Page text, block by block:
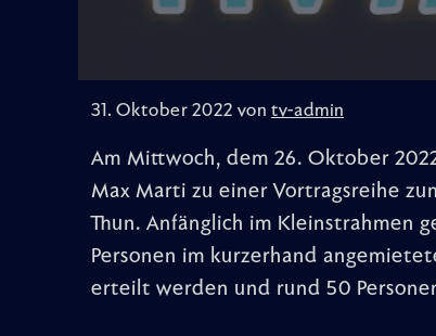
31. Oktober 2022 von tv-admin
Am Mittwoch, dem 26. Oktober
Max Marti zu einer Vortragsreihe
Thun. Anfänglich im Kleinstrahmen
Personen im kurzerhand
erteilt werden und rund 50